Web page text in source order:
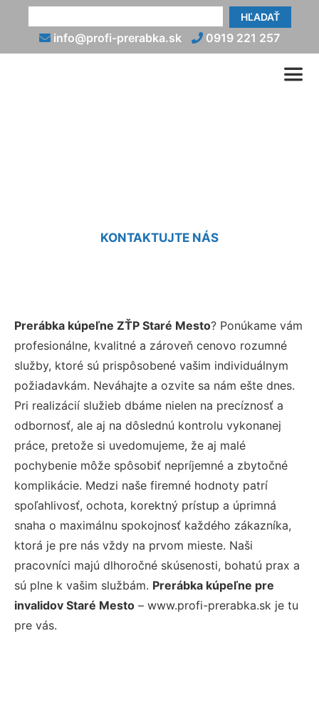
HĽADAŤ
info@profi-prerabka.sk 0919 221 257
KONTAKTUJTE NÁS
Prerábka kúpeľne ZŤP Staré Mesto? Ponúkame vám
profesionálne, kvalitné a zároveň cenovo rozumné
služby, ktoré sú prispôsobené vašim individuálnym
požiadavkám. Neváhajte a ozvite sa nám ešte dnes.
Pri realizácií služieb dbáme nielen na precíznosť a
odbornosť, ale aj na dôslednú kontrolu vykonanej
práce, pretože si uvedomujeme, že aj malé
pochybenie môže spôsobiť nepríjemné a zbytočné
komplikácie. Medzi naše firemné hodnoty patrí
spoľahlivosť, ochota, korektný prístup a úprimná
snaha o maximálnu spokojnosť každého zákazníka,
ktorá je pre nás vždy na prvom mieste. Naši
pracovníci majú dlhoročné skúsenosti, bohatú prax a
sú plne k vašim službám. Prerábka kúpeľne pre
invalidov Staré Mesto – www.profi-prerabka.sk je tu
pre vás.